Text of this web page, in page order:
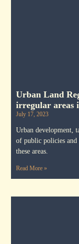
Urban Land
irregular areas
July 17, 2023
Urban development,
of public policies
these areas.
Read More »